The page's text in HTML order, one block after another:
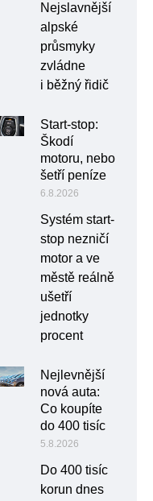
Nejslavnější
alpské
průsmyky
zvládne
i běžný řidič
Start-stop:
Škodí
motoru, nebo
šetří peníze
6.8.2026
Systém start-
stop nezničí
motor a ve
městě reálně
ušetří
jednotky
procent
Nejlevnější
nová auta:
Co koupíte
do 400 tisíc
5.8.2026
Do 400 tisíc
korun dnes